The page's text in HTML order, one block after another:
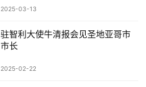
2025-03-13
驻智利大使牛清报会见圣地亚哥市
市长
2025-02-22